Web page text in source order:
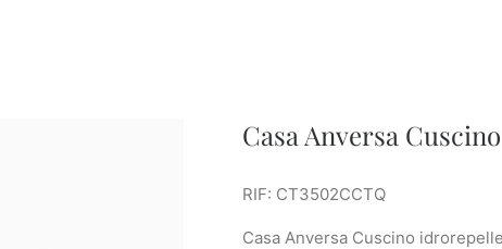
Casa Anversa
RIF: CT3502CCTQ
Casa Anversa Cuscino